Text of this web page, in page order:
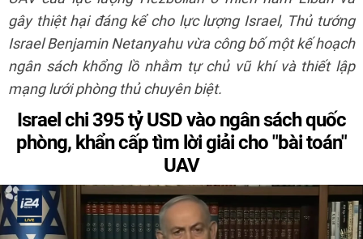
gây thiệt hại đáng kể cho lực lượng Israel, Thủ tướng
Israel Benjamin Netanyahu vừa công bố một kế hoạch
ngân sách khổng lồ nhằm tự chủ vũ khí và thiết lập
mạng lưới phòng thủ chuyên biệt.
Israel chi 395 tỷ USD vào ngân sách quốc
phòng, khẩn cấp tìm lời giải cho "bài toán"
UAV